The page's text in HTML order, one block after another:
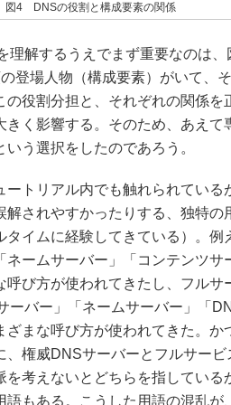
図4 DNSの役割と構成要素の関係
解するうえでまず重要なのは
登場人物（構成要素）がいて、
の役割分担と、それぞれの関係
きく影響する。そのため、あえ
いう選択をしたのであろう。
トリアル内でも触れられている
解されやすかったりする、独特
タイムに経験してきている）。
ネームサーバー」「コンテンツ
呼び方が使われてきたし、フル
ーバー」「ネームサーバー」「
ざまな呼び方が使われてきた。か
、権威DNSサーバーとフルサー
を考えないとどちらを指してい
語もある。こうした用語の混乱